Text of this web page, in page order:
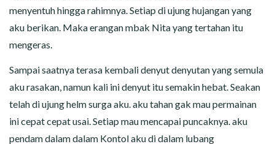
menyentuh hingga rahimnya. Setiap di ujung hujangan yang
aku berikan. Maka erangan mbak Nita yang tertahan itu
mengeras.
Sampai saatnya terasa kembali denyut denyutan yang semula
aku rasakan, namun kali ini denyut itu semakin hebat. Seakan
telah di ujung helm surga aku. aku tahan gak mau permainan
ini cepat cepat usai. Setiap mau mencapai puncaknya. aku
pendam dalam dalam Kontol aku di dalam lubang